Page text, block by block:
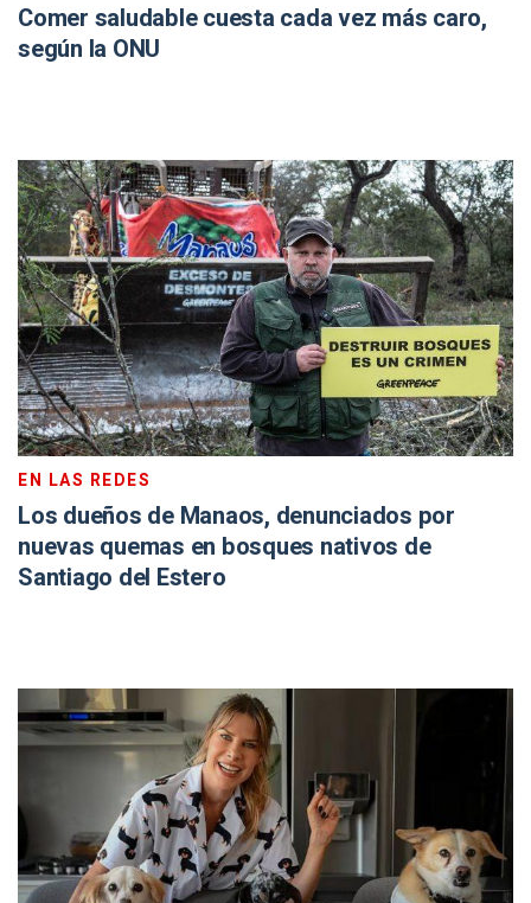
Comer saludable cuesta cada vez más caro,
según la ONU
EN LAS REDES
Los dueños de Manaos, denunciados por
nuevas quemas en bosques nativos de
Santiago del Estero